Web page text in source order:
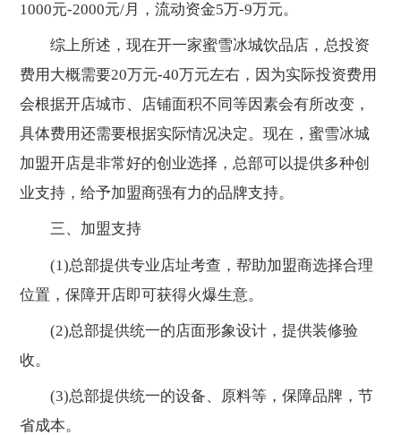
1000元-2000元/月，流动资金5万-9万元。
综上所述，现在开一家蜜雪冰城饮品店，总投资
费用大概需要20万元-40万元左右，因为实际投资费用
会根据开店城市、店铺面积不同等因素会有所改变，
具体费用还需要根据实际情况决定。现在，蜜雪冰城
加盟开店是非常好的创业选择，总部可以提供多种创
业支持，给予加盟商强有力的品牌支持。
三、加盟支持
(1)总部提供专业店址考查，帮助加盟商选择合理
位置，保障开店即可获得火爆生意。
(2)总部提供统一的店面形象设计，提供装修验
收。
(3)总部提供统一的设备、原料等，保障品牌，节
省成本。